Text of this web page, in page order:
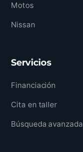
Motos
Nissan
Servicios
Financiación
Cita en taller
Búsqueda avanzada